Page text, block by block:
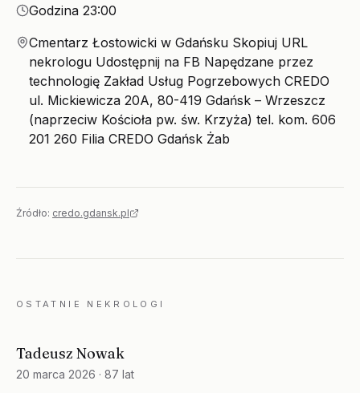
Godzina
Godzina 23:00
Miejsce
Cmentarz Łostowicki w Gdańsku Skopiuj URL
nekrologu Udostępnij na FB Napędzane przez
technologię Zakład Usług Pogrzebowych CREDO
ul. Mickiewicza 20A, 80-419 Gdańsk – Wrzeszcz
(naprzeciw Kościoła pw. św. Krzyża) tel. kom. 606
201 260 Filia CREDO Gdańsk Żab
Źródło: credo.gdansk.pl
OSTATNIE NEKROLOGI
Tadeusz Nowak
20 marca 2026 · 87 lat